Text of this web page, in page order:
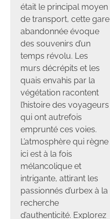
était le principal moyen
de transport, cette gare
abandonnée évoque
des souvenirs d’un
temps révolu. Les
murs décrépits et les
quais envahis par la
végétation racontent
l’histoire des voyageurs
qui ont autrefois
emprunté ces voies.
L’atmosphère qui règne
ici est à la fois
mélancolique et
intrigante, attirant les
passionnés d’urbex à la
recherche
d’authenticité. Explorez